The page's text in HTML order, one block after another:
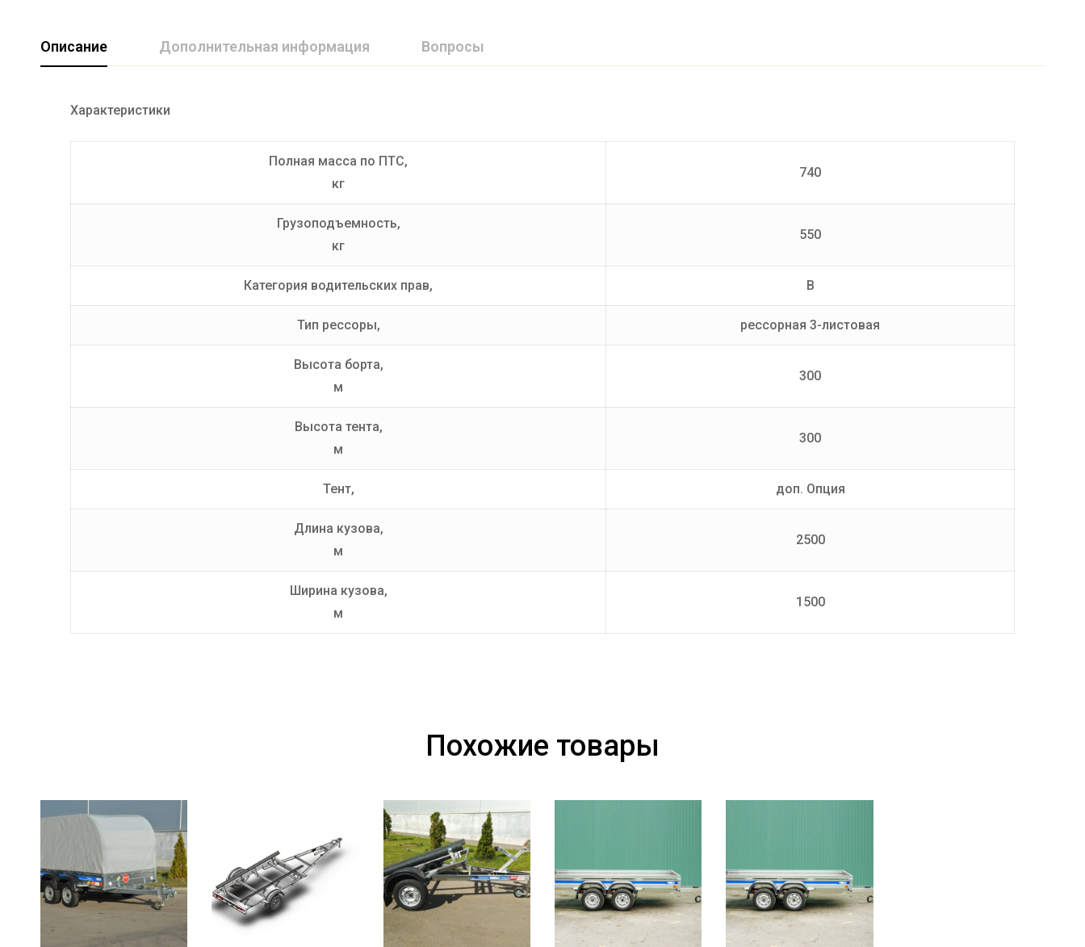
Описание Дополнительная информация Вопросы
Характеристики
Полная масса по ПТС,
кг
740
Грузоподъемность,
кг
550
Категория водительских прав, B
Тип рессоры, рессорная 3-листовая
Высота борта,
м
300
Высота тента,
м
300
Тент, доп. Опция
Длина кузова,
м
2500
Ширина кузова,
м
1500
Длина кузова (мм)
Грузоподъемность (кг)
PricepCentr
Похожие товары